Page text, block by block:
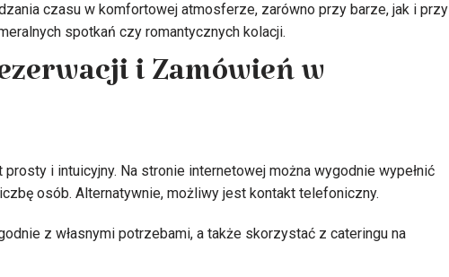
czasu w komfortowej atmosferze, zarówno przy barze, jak i przy
spotkań czy romantycznych kolacji.
i Zamówień w
i intuicyjny. Na stronie internetowej można wygodnie wypełnić
osób. Alternatywnie, możliwy jest kontakt telefoniczny.
z własnymi potrzebami, a także skorzystać z cateringu na